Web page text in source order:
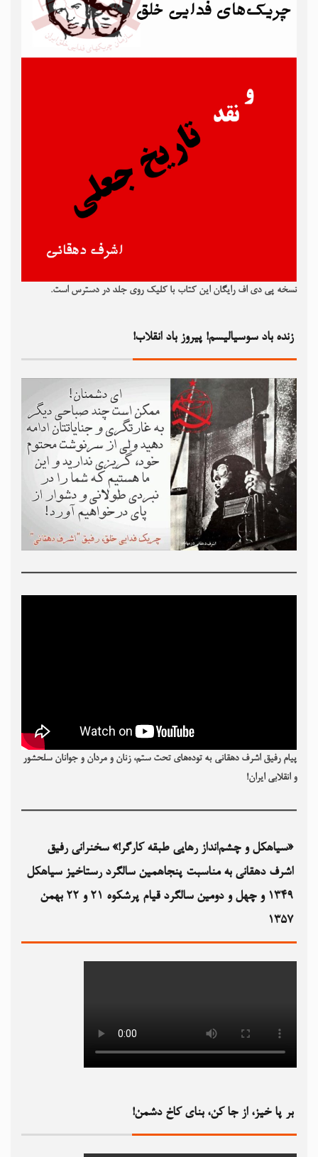
نسخه پی دی اف رایگان این کتاب با کلیک روی جلد در دسترس است.
زنده باد سوسیالیسم! پیروز باد انقلاب!
پیام رفیق اشرف دهقانی به توده‌های تحت ستم، زنان و مردان و جوانان سلحشور
و انقلابی ایران!
«سیاهکل و چشم‌انداز رهایی طبقه کارگر!» سخنرانی رفیق
اشرف دهقانی به مناسبت پنجاهمین سالگرد رستاخیز سیاهکل
۱۳۴۹‏ و چهل و دومین سالگرد قیام پرشکوه ۲۱ و ۲۲ بهمن
۱۳۵۷
بر پا خیز، از جا کن، بنای کاخ دشمن!‏